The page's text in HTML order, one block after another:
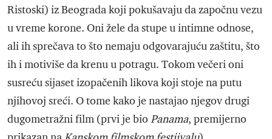
Ristoski) iz Beograda koji pokušavaju da započnu vezu
u vreme korone. Oni žele da stupe u intimne odnose,
ali ih sprečava to što nemaju odgovarajuću zaštitu, što
ih i motiviše da krenu u potragu. Tokom večeri oni
susreću sijaset izopačenih likova koji stoje na putu
njihovoj sreći. O tome kako je nastajao njegov drugi
dugometražni film (prvi je bio Panama, premijerno